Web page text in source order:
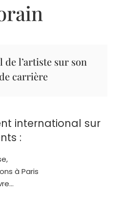
de l’artiste sur son
carrière
international sur
:
à Paris